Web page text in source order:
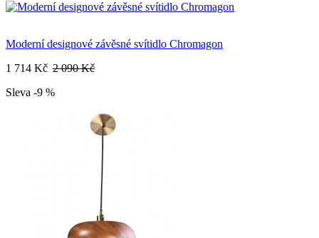
Moderní designové závěsné svítidlo Chromagon
1 714 Kč 2 090 Kč
Sleva -9 %